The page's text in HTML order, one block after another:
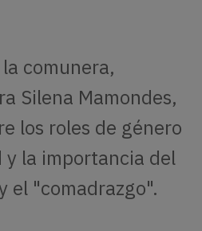
APOYANOS
ES EN
comunera,
Silena Mamondes,
los roles de género
y la importancia del
el "comadrazgo".